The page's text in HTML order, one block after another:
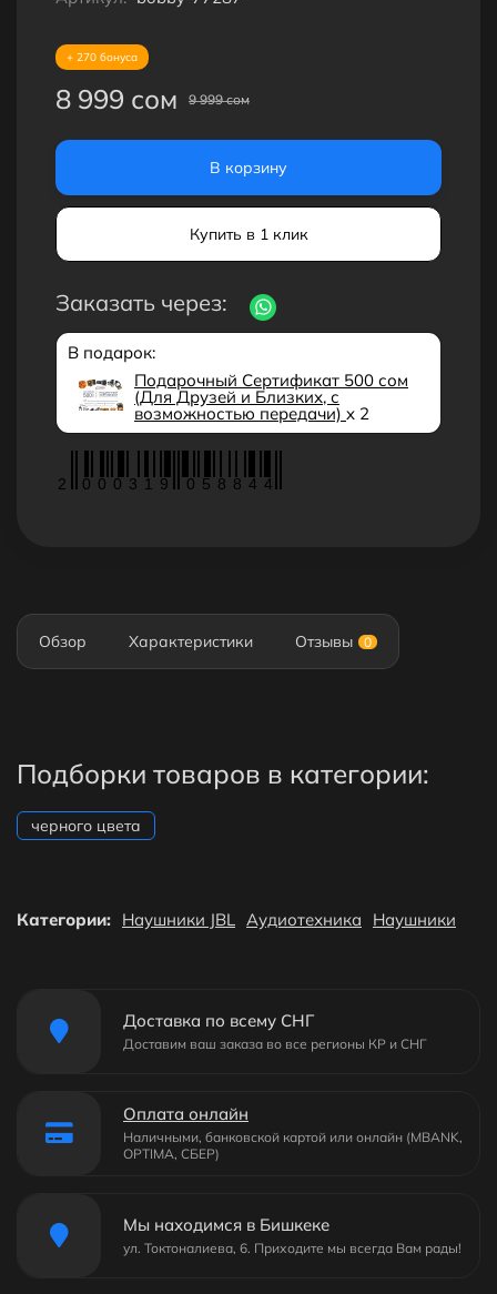
+ 270 бонуса
8 999 сом 9 999 сом
В корзину
Купить в 1 клик
Заказать через:
В подарок:
Подарочный Сертификат 500 сом
(Для Друзей и Близких, с
возможностью передачи) x 2
2 0 0 0 3 1 9 0 5 8 8 4 4
Обзор Характеристики Отзывы 0
Подборки товаров в категории:
черного цвета
Категории: Наушники JBL Аудиотехника Наушники
Доставка по всему СНГ
Доставим ваш заказа во все регионы КР и СНГ
Оплата онлайн
Наличными, банковской картой или онлайн (MBANK,
OPTIMA, СБЕР)
Мы находимся в Бишкеке
ул. Токтоналиева, 6. Приходите мы всегда Вам рады!